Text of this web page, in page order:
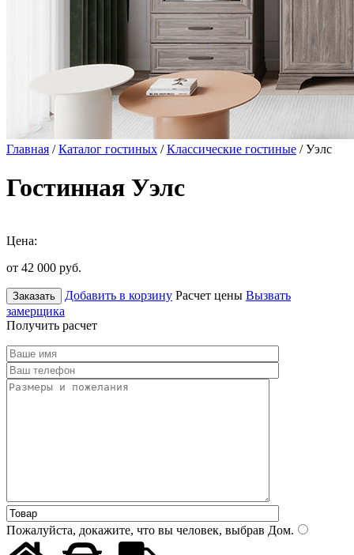
Главная /Каталог гостиных /Классические гостиные / Уэлс
Гостинная Уэлс
Цена:
от 42 000 руб.
Заказать Добавить в корзину Расчет цены Вызвать
замерщика
Получить расчет
Пожалуйста, докажите, что вы человек, выбрав Дом.